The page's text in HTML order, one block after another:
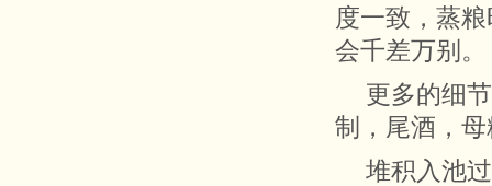
度一致，蒸
会千差万别。
更多的细
制，尾酒，
堆积入池